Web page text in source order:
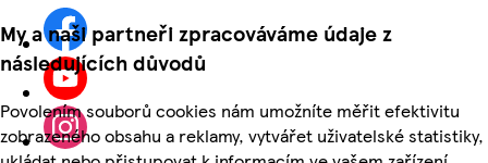
My a naši partneři zpracováváme údaje z
následujících důvodů
Povolením souborů cookies nám umožníte měřit efektivitu
zobrazeného obsahu a reklamy, vytvářet uživatelské statistiky,